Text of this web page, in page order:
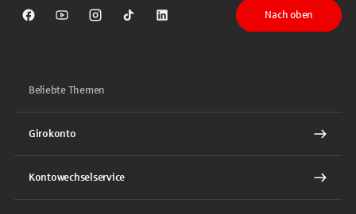
Sparkasse auf Facebook
Sparkasse auf Youtube
Sparkasse auf Instagram
Sparkasse auf TikTok
Sparkasse auf LinkedIn
Nach oben
Beliebte Themen
Girokonto
Kontowechselservice